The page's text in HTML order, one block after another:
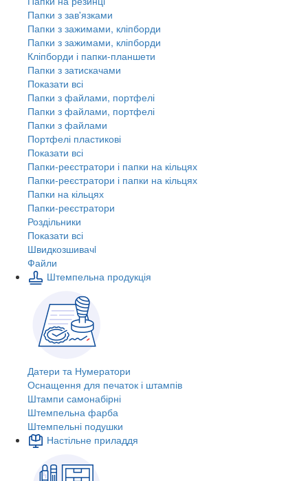
Папки з зав'язками
Папки з зажимами, кліпборди
Папки з зажимами, кліпборди
Кліпборди і папки-планшети
Папки з затискачами
Показати всі
Папки з файлами, портфелі
Папки з файлами, портфелі
Папки з файлами
Портфелі пластикові
Показати всі
Папки-реєстратори і папки на кільцях
Папки-реєстратори і папки на кільцях
Папки на кільцях
Папки-реєстратори
Роздільники
Показати всі
Швидкозшивачi
Файли
Штемпельна продукція
Датери та Нумератори
Оснащення для печаток і штампів
Штампи самонабірні
Штемпельна фарба
Штемпельні подушки
Настільне приладдя